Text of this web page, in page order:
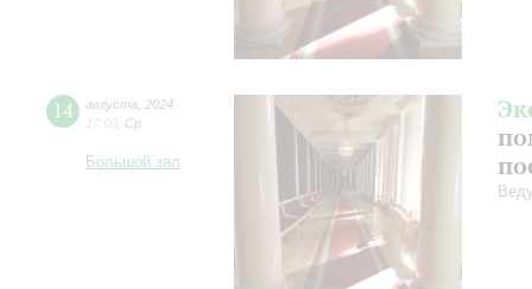
14 августа
2024
17:00 Ср
Большой зал